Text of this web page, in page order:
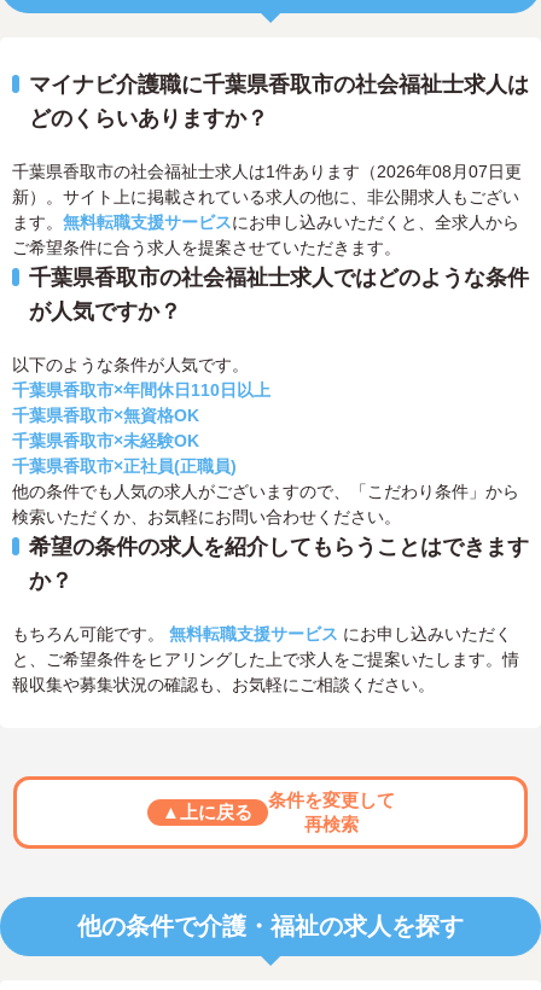
マイナビ介護職に千葉県香取市の社会福祉士求人は
どのくらいありますか？
千葉県香取市の社会福祉士求人は1件あります（2026年08月07日更
新）。サイト上に掲載されている求人の他に、非公開求人もござい
ます。 無料転職支援サービスにお申し込みいただくと、全求人から
ご希望条件に合う求人を提案させていただきます。
千葉県香取市の社会福祉士求人ではどのような条件
が人気ですか？
以下のような条件が人気です。
千葉県香取市×年間休日110日以上
千葉県香取市×無資格OK
千葉県香取市×未経験OK
千葉県香取市×正社員(正職員)
他の条件でも人気の求人がございますので、「こだわり条件」から
検索いただくか、お気軽にお問い合わせください。
希望の条件の求人を紹介してもらうことはできます
か？
もちろん可能です。 無料転職支援サービス にお申し込みいただく
と、ご希望条件をヒアリングした上で求人をご提案いたします。情
報収集や募集状況の確認も、お気軽にご相談ください。
▲上に戻る
条件を変更して
再検索
他の条件で介護・福祉の求人を探す